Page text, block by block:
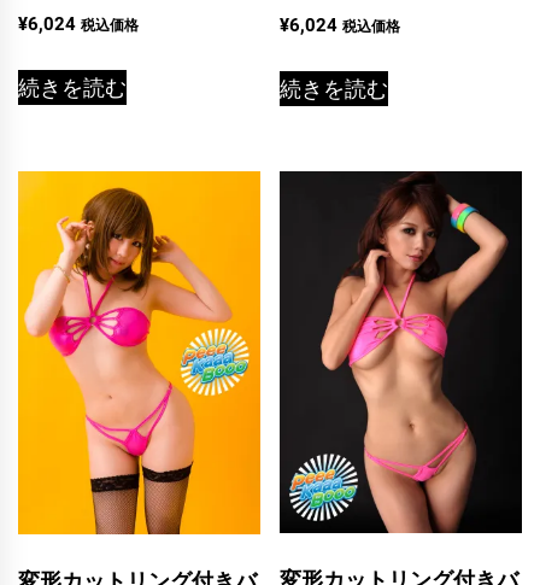
¥6,024 税込価格
続きを読む
¥6,024 税込価格
続きを読む
変形カットリング付きバ